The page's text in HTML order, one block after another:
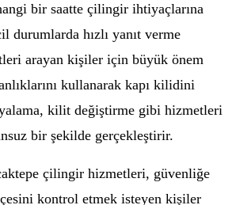
bir saatte çilingir ihtiyaçlarına
durumlarda hızlı yanıt verme
arayan kişiler için büyük önem
kullanarak kapı kilidini
kilit değiştirme gibi hizmetleri
bir şekilde gerçekleştirir.
çilingir hizmetleri, güvenliğe
kontrol etmek isteyen kişiler